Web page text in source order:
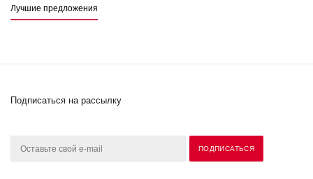
Лучшие предложения
Подписаться на рассылку